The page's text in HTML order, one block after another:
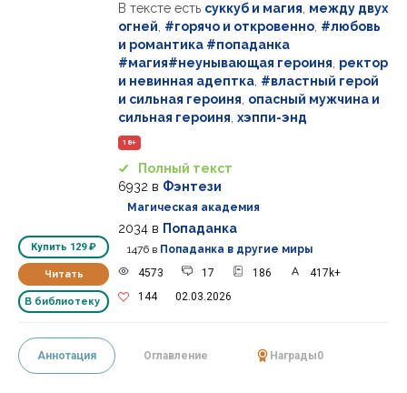
Купить 129 ₽
Читать
В библиотеку
В тексте есть суккуб и магия между двух
огней #горячо и откровенно #любовь
и романтика #попаданка
#магия#неунывающая героиня ректор
и невинная адептка #властный герой
и сильная героиня опасный мужчина и
сильная героиня хэппи-энд
18+
Полный текст
6932 в Фэнтези
Магическая академия
2034 в Попаданка
1476 в Попаданка в другие миры
4573
17 186
417k+
144
02.03.2026
Аннотация Оглавление Награды0